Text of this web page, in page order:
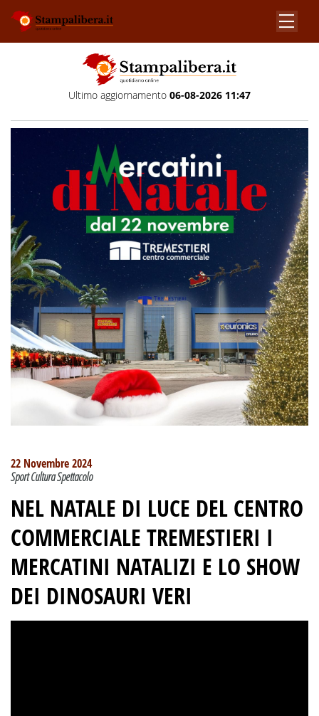
Ultimo aggiornamento 06-08-2026 11:47
22 Novembre 2024
Sport Cultura Spettacolo
NEL NATALE DI LUCE DEL CENTRO
COMMERCIALE TREMESTIERI I
MERCATINI NATALIZI E LO SHOW
DEI DINOSAURI VERI